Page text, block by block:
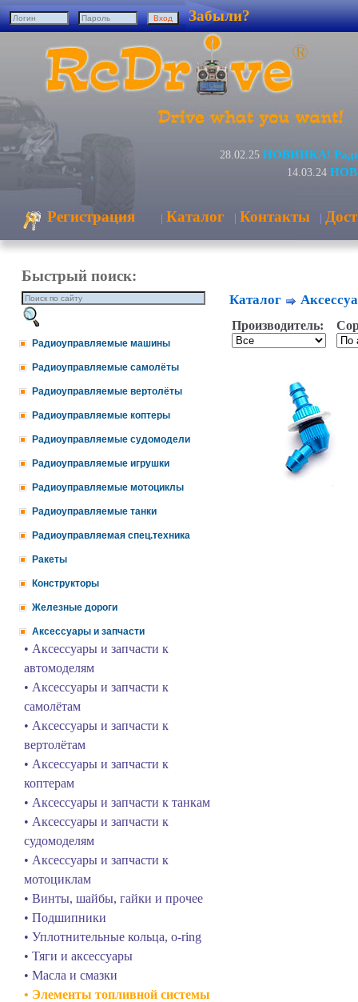
Забыли?
28.02.25 НОВИНКА!
14.03.24
Регистрация | Каталог | Контакты |
Быстрый поиск:
Радиоуправляемые машины
Радиоуправляемые самолёты
Радиоуправляемые вертолёты
Радиоуправляемые коптеры
Радиоуправляемые судомодели
Радиоуправляемые игрушки
Радиоуправляемые мотоциклы
Радиоуправляемые танки
Радиоуправляемая спец.техника
Ракеты
Конструкторы
Железные дороги
Аксессуары и запчасти
• Аксессуары и запчасти к
автомоделям
• Аксессуары и запчасти к
самолётам
• Аксессуары и запчасти к
вертолётам
• Аксессуары и запчасти к
коптерам
• Аксессуары и запчасти к танкам
• Аксессуары и запчасти к
судомоделям
• Аксессуары и запчасти к
мотоциклам
• Винты, шайбы, гайки и прочее
• Подшипники
• Уплотнительные кольца, o-ring
• Тяги и аксессуары
• Масла и смазки
• Элементы топливной системы
Каталог
Производитель: